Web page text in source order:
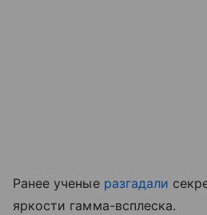
Ранее ученые разгадали
яркости гамма-всплеска.